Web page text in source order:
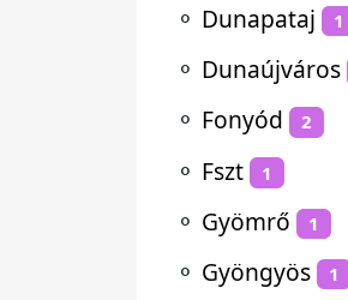
⚬ Dunapataj 1
⚬ Dunaújváros
⚬ Fonyód 2
⚬ Fszt 1
⚬ Gyömrő 1
⚬ Gyöngyös 1